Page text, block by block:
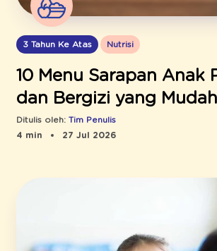
3 Tahun Ke Atas Nutrisi
10 Menu Sarapan Anak
dan Bergizi yang
Ditulis oleh: Tim Penulis
4 min
27 Jul 2026